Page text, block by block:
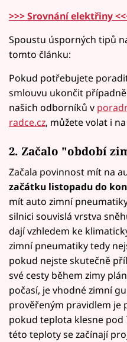
>>> Srovnání elektřiny
Spoustu úsporných tipů
tomto článku:
Pokud potřebujete
smlouvu ukončit
našich odborníků v
radce.cz, můžete volat i
2. Začalo "období
Začala povinnost mít na
začátku listopadu do
mít auto zimní
silnici souvislá vrstva
dají vzhledem ke
zimní pneumatiky tedy
pokud nejste skutečně
své cesty během zimy
počasí, je vhodné zimní
prověřeným pravidlem je
pokud teplota klesne pod
této teploty se začínají